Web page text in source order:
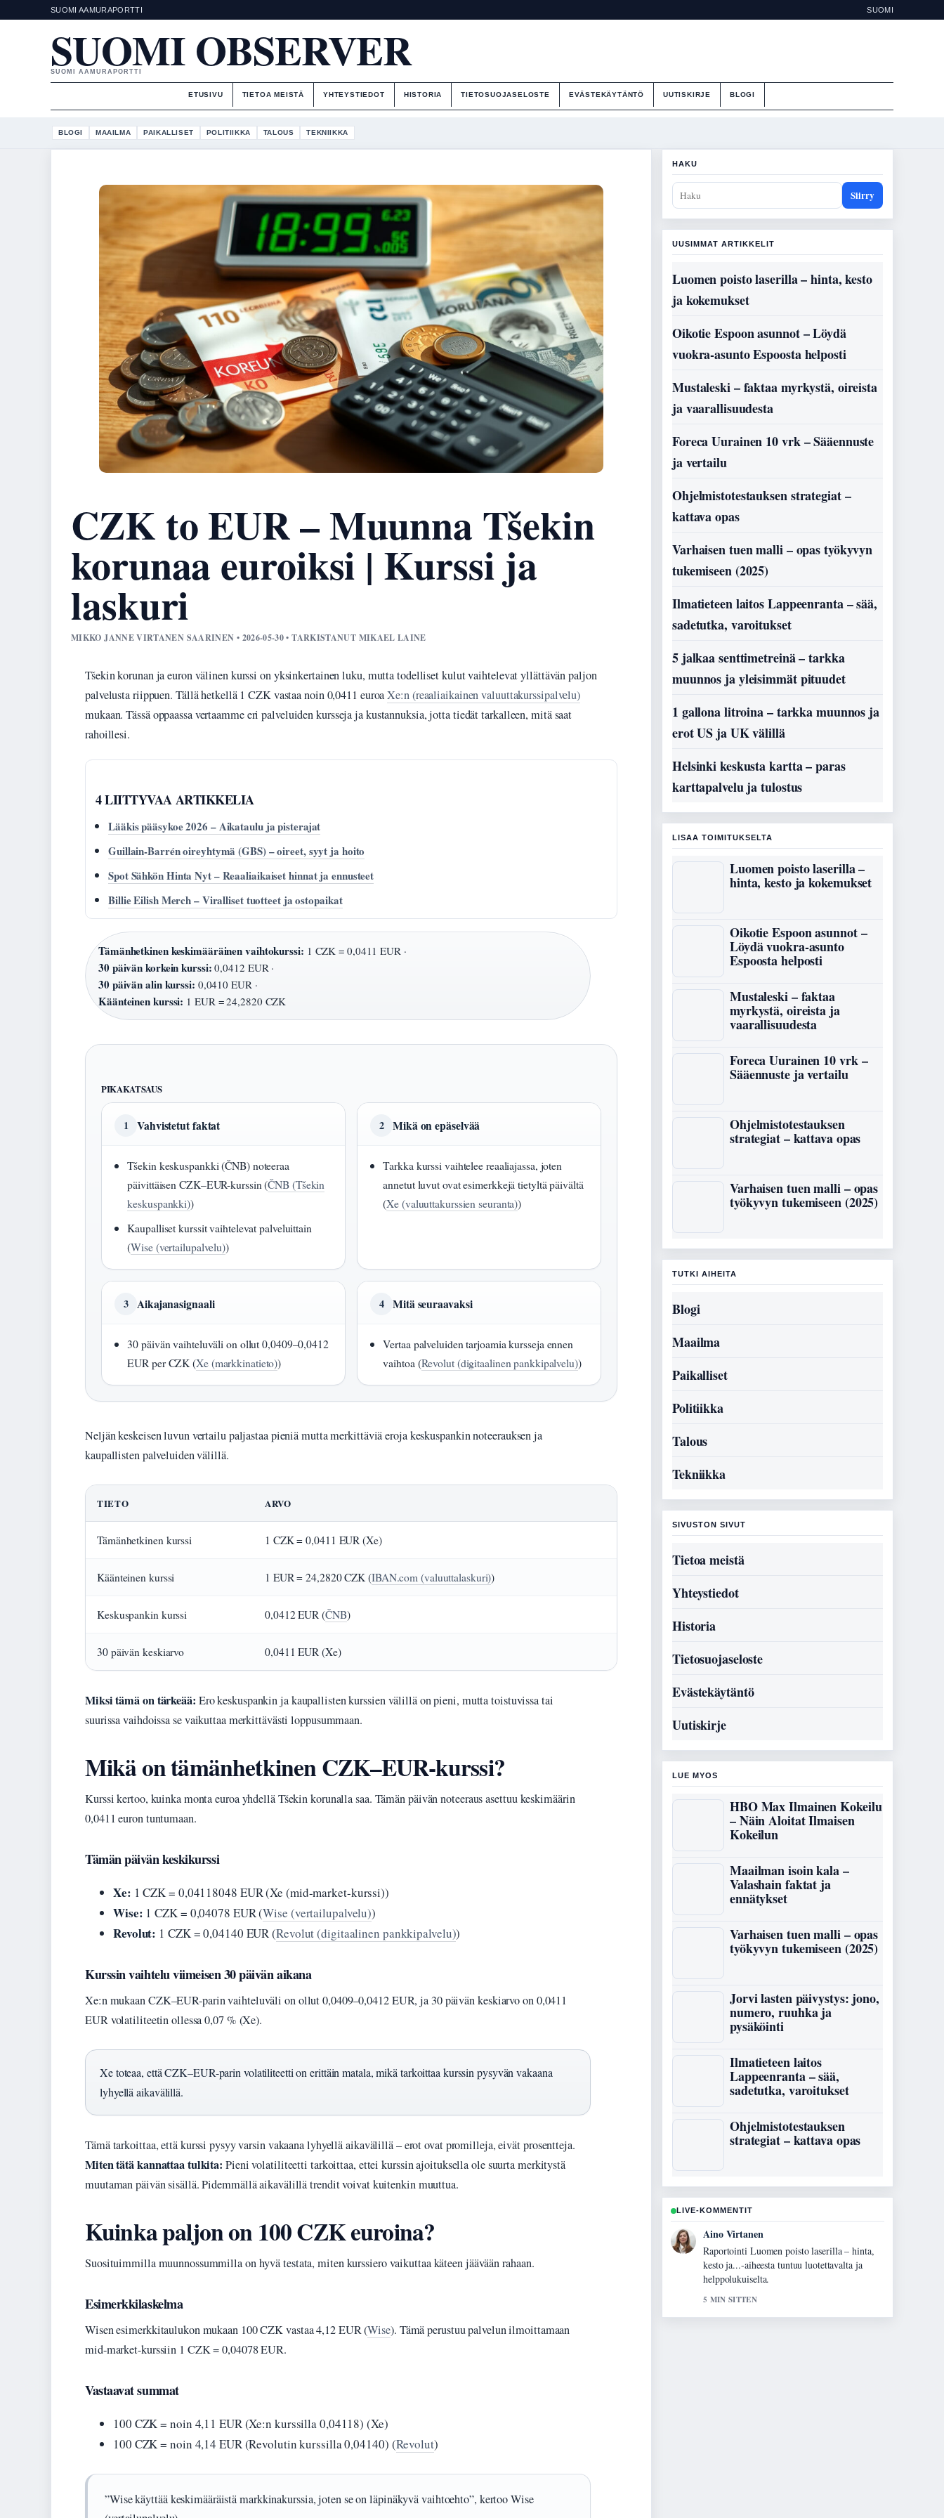
SUOMI AAMURAPORTTI SUOMI
SUOMI OBSERVER
SUOMI AAMURAPORTTI
ETUSIVU TIETOA MEISTÄ YHTEYSTIEDOT HISTORIA TIETOSUOJASELOSTE EVÄSTEKÄYTÄNTÖ UUTISKIRJE BLOGI
BLOGI MAAILMA PAIKALLISET POLITIIKKA TALOUS TEKNIIKKA
CZK to EUR – Muunna Tšekin
korunaa euroiksi | Kurssi ja
laskuri
MIKKO JANNE VIRTANEN SAARINEN • 2026-05-30 • TARKISTANUT MIKAEL LAINE
Tšekin korunan ja euron välinen kurssi on yksinkertainen luku, mutta todelliset kulut vaihtelevat yllättävän paljon
palvelusta riippuen. Tällä hetkellä 1 CZK vastaa noin 0,0411 euroaXe:n (reaaliaikainen valuuttakurssipalvelu)
mukaan. Tässä oppaassa vertaamme eri palveluiden kursseja ja kustannuksia, jotta tiedät tarkalleen, mitä saat
rahoillesi.
4 LIITTYVAA ARTIKKELIA
Lääkis pääsykoe 2026 – Aikataulu ja pisterajat
Guillain-Barrén oireyhtymä (GBS) – oireet, syyt ja hoito
Spot Sähkön Hinta Nyt – Reaaliaikaiset hinnat ja ennusteet
Billie Eilish Merch – Viralliset tuotteet ja ostopaikat
Tämänhetkinen keskimääräinen vaihtokurssi: 1 CZK = 0,0411 EUR ·
30 päivän korkein kurssi: 0,0412 EUR ·
30 päivän alin kurssi: 0,0410 EUR ·
Käänteinen kurssi: 1 EUR = 24,2820 CZK
PIKAKATSAUS
1 Vahvistetut faktat
Tšekin keskuspankki (ČNB) noteeraa
päivittäisen CZK–EUR-kurssin (ČNB (Tšekin
keskuspankki))
Kaupalliset kurssit vaihtelevat palveluittain
(Wise (vertailupalvelu))
2 Mikä on epäselvää
Tarkka kurssi vaihtelee reaaliajassa, joten
annetut luvut ovat esimerkkejä tietyltä päivältä
(Xe (valuuttakurssien seuranta))
3 Aikajanasignaali
30 päivän vaihteluväli on ollut 0,0409–0,0412
EUR per CZK (Xe (markkinatieto))
4 Mitä seuraavaksi
Vertaa palveluiden tarjoamia kursseja ennen
vaihtoa (Revolut (digitaalinen pankkipalvelu))
Neljän keskeisen luvun vertailu paljastaa pieniä mutta merkittäviä eroja keskuspankin noteerauksen ja
kaupallisten palveluiden välillä.
TIETO ARVO
Tämänhetkinen kurssi 1 CZK = 0,0411 EUR (Xe)
Käänteinen kurssi 1 EUR = 24,2820 CZK (IBAN.com (valuuttalaskuri))
Keskuspankin kurssi 0,0412 EUR (ČNB)
30 päivän keskiarvo 0,0411 EUR (Xe)
Miksi tämä on tärkeää: Ero keskuspankin ja kaupallisten kurssien välillä on pieni, mutta toistuvissa tai
suurissa vaihdoissa se vaikuttaa merkittävästi loppusummaan.
Mikä on tämänhetkinen CZK–EUR-kurssi?
Kurssi kertoo, kuinka monta euroa yhdellä Tšekin korunalla saa. Tämän päivän noteeraus asettuu keskimäärin
0,0411 euron tuntumaan.
Tämän päivän keskikurssi
Xe: 1 CZK = 0,04118048 EUR (Xe (mid-market-kurssi))
Wise: 1 CZK = 0,04078 EUR (Wise (vertailupalvelu))
Revolut: 1 CZK = 0,04140 EUR (Revolut (digitaalinen pankkipalvelu))
Kurssin vaihtelu viimeisen 30 päivän aikana
Xe:n mukaan CZK–EUR-parin vaihteluväli on ollut 0,0409–0,0412 EUR, ja 30 päivän keskiarvo on 0,0411
EUR volatiliteetin ollessa 0,07 % (Xe).
Xe toteaa, että CZK–EUR-parin volatiliteetti on erittäin matala, mikä tarkoittaa kurssin pysyvän vakaana
lyhyellä aikavälillä.
Tämä tarkoittaa, että kurssi pysyy varsin vakaana lyhyellä aikavälillä – erot ovat promilleja, eivät prosentteja.
Miten tätä kannattaa tulkita: Pieni volatiliteetti tarkoittaa, ettei kurssin ajoituksella ole suurta merkitystä
muutaman päivän sisällä. Pidemmällä aikavälillä trendit voivat kuitenkin muuttua.
Kuinka paljon on 100 CZK euroina?
Suosituimmilla muunnossummilla on hyvä testata, miten kurssiero vaikuttaa käteen jäävään rahaan.
Esimerkkilaskelma
Wisen esimerkkitaulukon mukaan 100 CZK vastaa 4,12 EUR (Wise). Tämä perustuu palvelun ilmoittamaan
mid-market-kurssiin 1 CZK = 0,04078 EUR.
Vastaavat summat
100 CZK = noin 4,11 EUR (Xe:n kurssilla 0,04118) (Xe)
100 CZK = noin 4,14 EUR (Revolutin kurssilla 0,04140) (Revolut)
”Wise käyttää keskimääräistä markkinakurssia, joten se on läpinäkyvä vaihtoehto”, kertoo Wise
HAKU
Siirry
UUSIMMAT ARTIKKELIT
Luomen poisto laserilla – hinta, kesto
ja kokemukset
Oikotie Espoon asunnot – Löydä
vuokra-asunto Espoosta helposti
Mustaleski – faktaa myrkystä, oireista
ja vaarallisuudesta
Foreca Uurainen 10 vrk – Sääennuste
ja vertailu
Ohjelmistotestauksen strategiat –
kattava opas
Varhaisen tuen malli – opas työkyvyn
tukemiseen (2025)
Ilmatieteen laitos Lappeenranta – sää,
sadetutka, varoitukset
5 jalkaa senttimetreinä – tarkka
muunnos ja yleisimmät pituudet
1 gallona litroina – tarkka muunnos ja
erot US ja UK välillä
Helsinki keskusta kartta – paras
karttapalvelu ja tulostus
LISAA TOIMITUKSELTA
Luomen poisto laserilla –
hinta, kesto ja kokemukset
Oikotie Espoon asunnot –
Löydä vuokra-asunto
Espoosta helposti
Mustaleski – faktaa
myrkystä, oireista ja
vaarallisuudesta
Foreca Uurainen 10 vrk –
Sääennuste ja vertailu
Ohjelmistotestauksen
strategiat – kattava opas
Varhaisen tuen malli – opas
työkyvyn tukemiseen (2025)
TUTKI AIHEITA
Blogi
Maailma
Paikalliset
Politiikka
Talous
Tekniikka
SIVUSTON SIVUT
Tietoa meistä
Yhteystiedot
Historia
Tietosuojaseloste
Evästekäytäntö
Uutiskirje
LUE MYOS
HBO Max Ilmainen Kokeilu
– Näin Aloitat Ilmaisen
Kokeilun
Maailman isoin kala –
Valashain faktat ja
ennätykset
Varhaisen tuen malli – opas
työkyvyn tukemiseen (2025)
Jorvi lasten päivystys: jono,
numero, ruuhka ja
pysäköinti
Ilmatieteen laitos
Lappeenranta – sää,
sadetutka, varoitukset
Ohjelmistotestauksen
strategiat – kattava opas
LIVE-KOMMENTIT
Elias Korhonen
Vahvaa tarkistustyota liittyen Oikotie Espoon
asunnot – Löydä vuokra-asunto Espoosta....
Useampien medioiden tulisi kirjoittaa nain.
7 MIN SITTEN